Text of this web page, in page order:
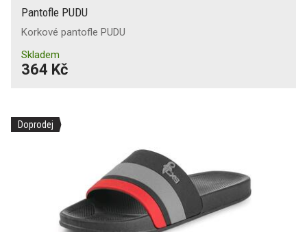
Pantofle PUDU
Korkové pantofle PUDU
Skladem
364 Kč
Doprodej